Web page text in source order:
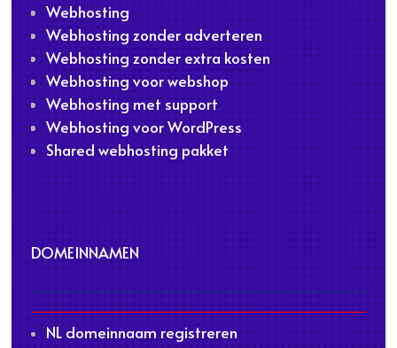
Webhosting
Webhosting zonder adverteren
Webhosting zonder extra kosten
Webhosting voor webshop
Webhosting met support
Webhosting voor WordPress
Shared webhosting pakket
DOMEINNAMEN
NL domeinnaam registreren